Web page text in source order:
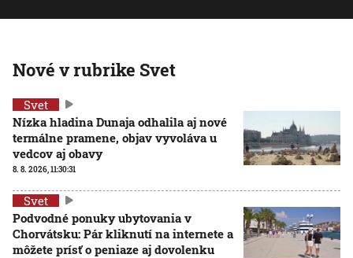
Nové v rubrike Svet
Svet
Nízka hladina Dunaja odhalila aj nové
termálne pramene, objav vyvoláva u
vedcov aj obavy
8. 8. 2026, 11:30:31
Svet
Podvodné ponuky ubytovania v
Chorvátsku: Pár kliknutí na internete a
môžete prísť o peniaze aj dovolenku